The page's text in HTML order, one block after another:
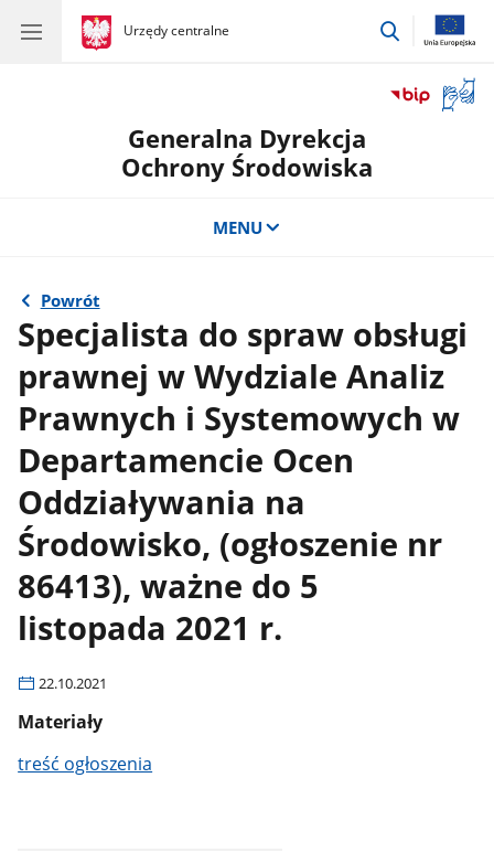
gov.pl
Urzędy centralne
gov.pl
Urzędy
przejdź
okno
Generalna Dyrekcja
Ochrony Środowiska
MENU
Powrót
Specjalista do spraw obsługi
prawnej w Wydziale Analiz
Prawnych i Systemowych w
Departamencie Ocen
Oddziaływania na
Środowisko, (ogłoszenie nr
86413), ważne do 5
listopada 2021 r.
22.10.2021
Materiały
treść ogłoszenia